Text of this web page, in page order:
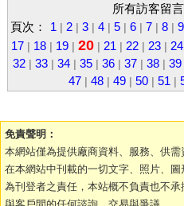
所有訪客留
頁次：
1 2 3 4 5 6 7 8 9
17 18 19 20 21 22 23 24
32 33 34 35 36 37 38 39
47 48 49 50 51
免責聲明：
本網站僅為提供廠商資料、服務、供
在本網站中刊載的一切文字、照片、
為刊登者之責任，本站概不負責也不